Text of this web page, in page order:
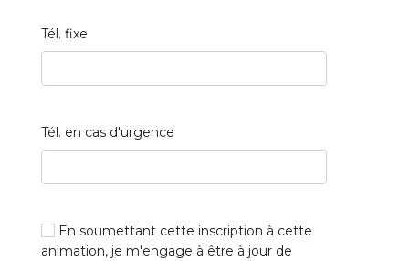
Tél. fixe
Tél. en cas d'urgence
En soumettant cette inscription à cette
animation, je m'engage à être à jour de